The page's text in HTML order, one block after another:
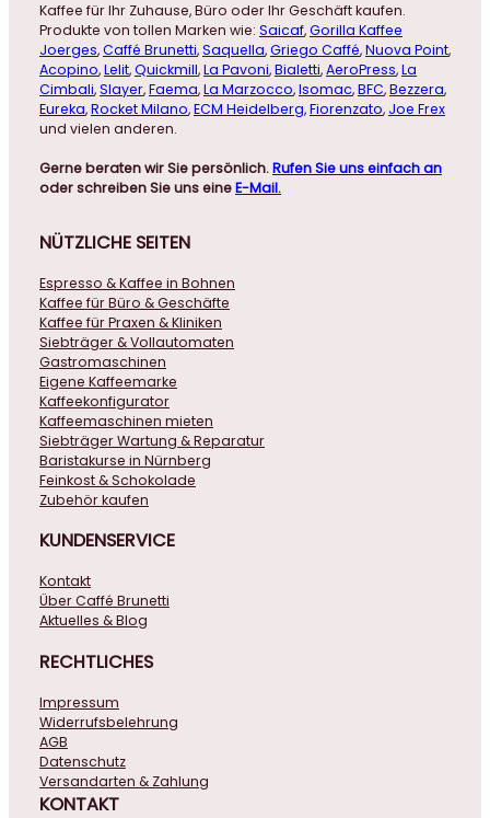
Kaffee für Ihr Zuhause, Büro oder Ihr Geschäft kaufen.
Produkte von tollen Marken wie: Saicaf,Gorilla Kaffee
Joerges,Caffé Brunetti,Saquella,Griego Caffé,Nuova Point,
Acopino,Lelit,Quickmill,La Pavoni,Bialetti,AeroPress,La
Cimbali,Slayer,Faema,La Marzocco,Isomac,BFC,Bezzera,
Eureka,Rocket Milano,ECM Heidelberg,Fiorenzato, Joe Frex
und vielen anderen.
Gerne beraten wir Sie persönlich.Rufen Sie uns einfach an
oder schreiben Sie uns eineE-Mail.
NÜTZLICHE SEITEN
Espresso & Kaffee in Bohnen
Kaffee für Büro & Geschäfte
Kaffee für Praxen & Kliniken
Siebträger & Vollautomaten
Gastromaschinen
Eigene Kaffeemarke
Kaffeekonfigurator
Kaffeemaschinen mieten
Siebträger Wartung & Reparatur
Baristakurse in Nürnberg
Feinkost & Schokolade
Zubehör kaufen
KUNDENSERVICE
Kontakt
Über Caffé Brunetti
Aktuelles & Blog
RECHTLICHES
Impressum
Widerrufsbelehrung
AGB
Datenschutz
Versandarten & Zahlung
KONTAKT